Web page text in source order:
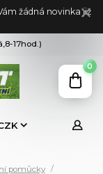
žádná novinka již
17hod.)
0
pomůcky